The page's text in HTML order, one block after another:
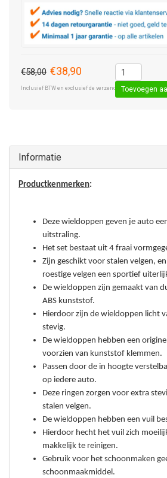
€58,00 €38,90
Inclusief BTW en exclusief de verzendkosten € 8,50
Toevoegen
Informatie
Productkenmerken:
Deze wieldoppen geven je auto
uitstraling.
Het set bestaat uit 4 fraai
Zijn geschikt voor stalen velgen,
roestige velgen een sportief
De wieldoppen zijn gemaakt van
ABS kunststof.
Hierdoor zijn de wieldoppen licht
stevig.
De wieldoppen hebben een
voorzien van kunststof klemmen.
Passen door de in hoogte
op iedere auto.
Deze ringen zorgen voor extra
stalen velgen.
De wieldoppen hebben een vuil
Hierdoor hecht het vuil zich
makkelijk te reinigen.
Gebruik voor het schoonmaken
schoonmaakmiddel.